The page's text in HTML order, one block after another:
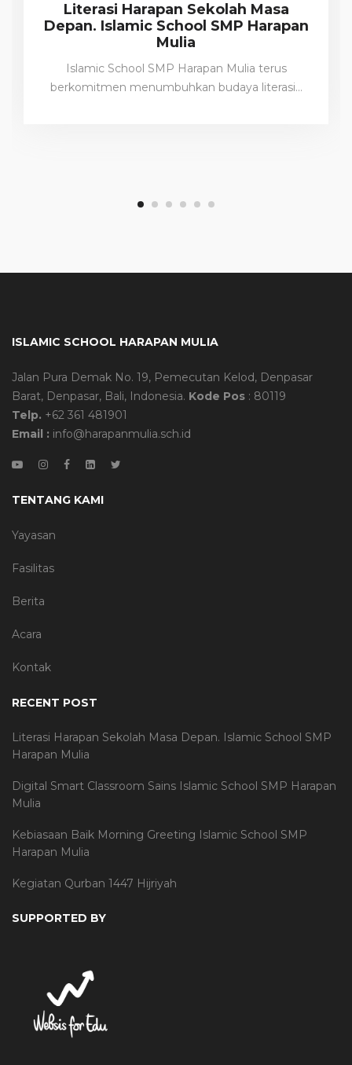
Literasi Harapan Sekolah Masa
Depan. Islamic School SMP Harapan
Mulia
Islamic School SMP Harapan Mulia terus
berkomitmen menumbuhkan budaya literasi…
ISLAMIC SCHOOL HARAPAN MULIA
Jalan Pura Demak No. 19, Pemecutan Kelod, Denpasar
Barat, Denpasar, Bali, Indonesia. Kode Pos : 80119
Telp. +62 361 481901
Email : info@harapanmulia.sch.id
TENTANG KAMI
Yayasan
Fasilitas
Berita
Acara
Kontak
RECENT POST
Literasi Harapan Sekolah Masa Depan. Islamic School SMP
Harapan Mulia
Digital Smart Classroom Sains Islamic School SMP Harapan
Mulia
Kebiasaan Baik Morning Greeting Islamic School SMP
Harapan Mulia
Kegiatan Qurban 1447 Hijriyah
SUPPORTED BY